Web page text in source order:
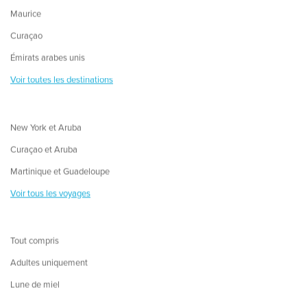
Maurice
Curaçao
Émirats arabes unis
Voir toutes les destinations
New York et Aruba
Curaçao et Aruba
Martinique et Guadeloupe
Voir tous les voyages
Tout compris
Adultes uniquement
Lune de miel